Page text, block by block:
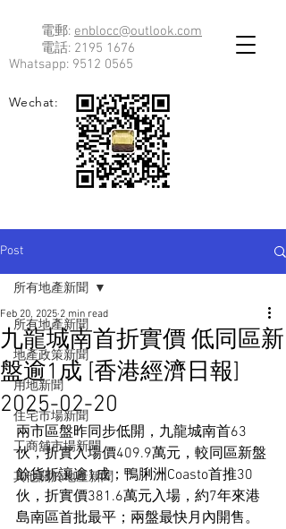
電郵: enblocc@outlook.com
電話: 2195 1676
Whatsapp: 9512 0565
Wechat:
Post
所有地產新聞
地產政策新聞
用地新聞
住宅市場新聞
工商舖市場新聞
其他關於地產新聞
所有地產新聞
九龍城南首折實價 低同區新
盤逾1成 [香港經濟日報]
2025-02-20
Feb 20, 2025 2 min read
兩市區盤昨同步低開，九龍城南首63
伙，折實入場價409.9萬元，較同區新盤
餘貨折讓逾1成；鴨脷洲Coasto首推30
伙，折實價381.6萬元入場，約7年來港
島南區首批最平；兩盤最快月內開售。